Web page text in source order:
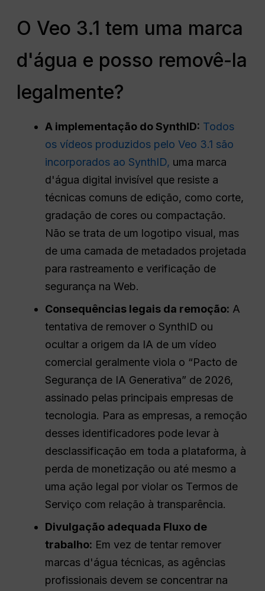
O Veo 3.1 tem uma marca
d'água e posso removê-la
legalmente?
A implementação do SynthID: Todos
os vídeos produzidos pelo Veo 3.1 são
incorporados ao SynthID, uma marca
d'água digital invisível que resiste a
técnicas comuns de edição, como corte,
gradação de cores ou compactação.
Não se trata de um logotipo visual, mas
de uma camada de metadados projetada
para rastreamento e verificação de
segurança na Web.
Consequências legais da remoção: A
tentativa de remover o SynthID ou
ocultar a origem da IA de um vídeo
comercial geralmente viola o “Pacto de
Segurança de IA Generativa” de 2026,
assinado pelas principais empresas de
tecnologia. Para as empresas, a remoção
desses identificadores pode levar à
desclassificação em toda a plataforma, à
perda de monetização ou até mesmo a
uma ação legal por violar os Termos de
Serviço com relação à transparência.
Divulgação adequada Fluxo de
trabalho: Em vez de tentar remover
marcas d'água técnicas, as agências
profissionais devem se concentrar na